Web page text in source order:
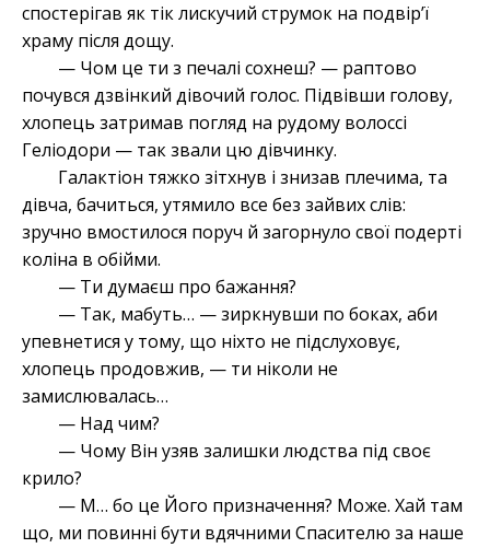
спостерігав як тік лискучий струмок на подвір’ї
храму після дощу.
— Чом це ти з печалі сохнеш? — раптово
почувся дзвінкий дівочий голос. Підвівши голову,
хлопець затримав погляд на рудому волоссі
Геліодори — так звали цю дівчинку.
Галактіон тяжко зітхнув і знизав плечима, та
дівча, бачиться, утямило все без зайвих слів:
зручно вмостилося поруч й загорнуло свої подерті
коліна в обійми.
— Ти думаєш про бажання?
— Так, мабуть… — зиркнувши по боках, аби
упевнетися у тому, що ніхто не підслуховує,
хлопець продовжив, — ти ніколи не
замислювалась…
— Над чим?
— Чому Він узяв залишки людства під своє
крило?
— М… бо це Його призначення? Може. Хай там
що, ми повинні бути вдячними Спасителю за наше